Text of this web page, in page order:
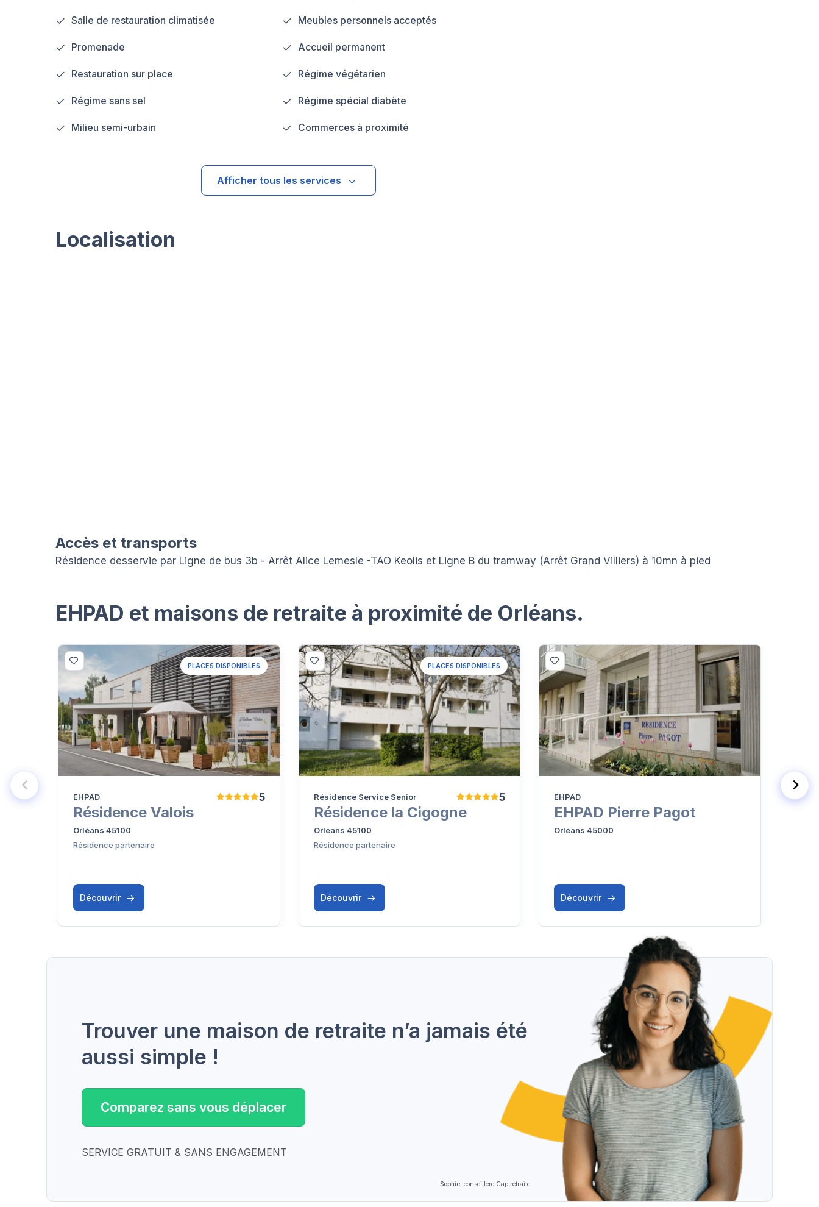
Salle de restauration climatisée Meubles personnels acceptés
Promenade Accueil permanent
Restauration sur place Régime végétarien
Régime sans sel Régime spécial diabète
Milieu semi-urbain Commerces à proximité
Afficher tous les services
Localisation
Accès et transports
Résidence desservie par Ligne de bus 3b - Arrêt Alice Lemesle -TAO Keolis et Ligne B du tramway (Arrêt Grand Villiers) à 10mn à pied
EHPAD et maisons de retraite à proximité de Orléans.
PLACES DISPONIBLES
5
EHPAD
Résidence Valois
Orléans 45100
Résidence partenaire
Découvrir
PLACES DISPONIBLES
5
Résidence Service Senior
Résidence la Cigogne
Orléans 45100
Résidence partenaire
Découvrir
EHPAD
EHPAD Pierre Pagot
Orléans 45000
Découvrir
Sophie, conseillère Cap retraite
Trouver une maison de retraite n’a jamais été
aussi simple !
Comparez sans vous déplacer
SERVICE GRATUIT & SANS ENGAGEMENT